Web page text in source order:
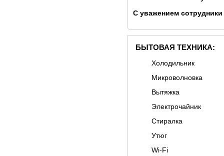
С уважением
БЫТОВАЯ ТЕХНИКА:
Холодильник
Микроволновка
Вытяжка
Электрочайник
Стиралка
Утюг
Wi-Fi